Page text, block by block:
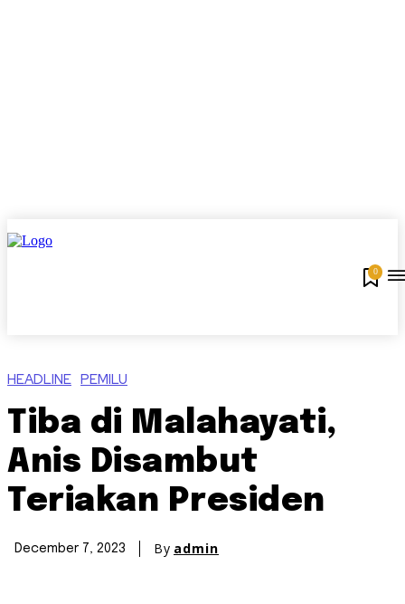
0
HEADLINE PEMILU
Tiba di Malahayati,
Anis Disambut
Teriakan Presiden
December 7, 2023 By admin